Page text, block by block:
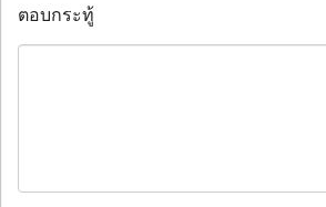
ตอบกระทู้